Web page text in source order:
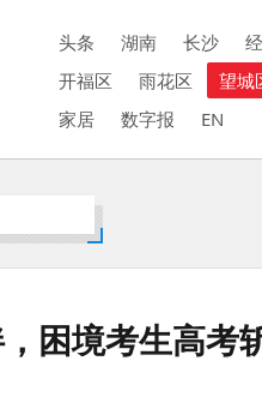
头条 湖南 长沙
开福区
雨花区 望城
家居
数字报 EN
困境考生高考